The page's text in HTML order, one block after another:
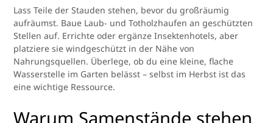
Lass Teile der Stauden stehen, bevor du großräumig
aufräumst. Baue Laub- und Totholzhaufen an geschützten
Stellen auf. Errichte oder ergänze Insektenhotels, aber
platziere sie windgeschützt in der Nähe von
Nahrungsquellen. Überlege, ob du eine kleine, flache
Wasserstelle im Garten belässt – selbst im Herbst ist das
eine wichtige Ressource.
Warum Samenstände stehen